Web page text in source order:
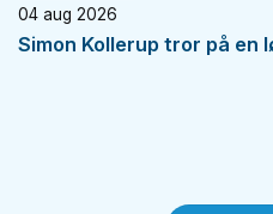
04 aug 2026
Simon Kollerup tror på en